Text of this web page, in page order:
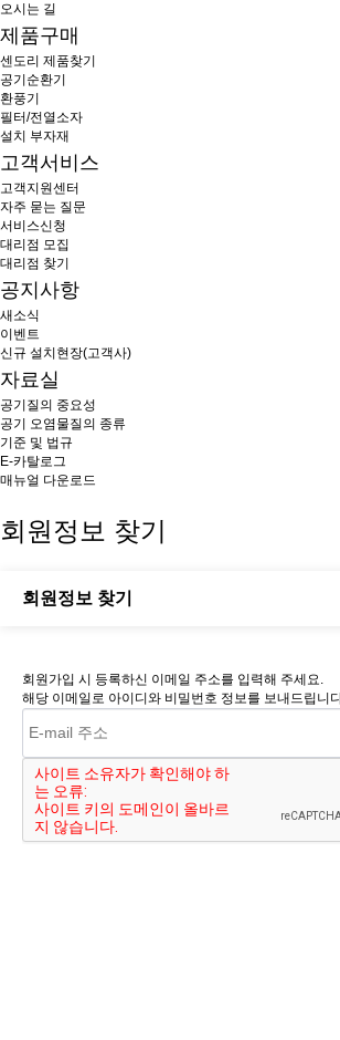
오시는 길
제품구매
센도리 제품찾기
공기순환기
환풍기
필터/전열소자
설치 부자재
고객서비스
고객지원센터
자주 묻는 질문
서비스신청
대리점 모집
대리점 찾기
공지사항
새소식
이벤트
신규 설치현장(고객사)
자료실
공기질의 중요성
공기 오염물질의 종류
기준 및 법규
E-카탈로그
매뉴얼 다운로드
회원정보 찾기
회원정보 찾기
회원가입 시 등록하신 이메일 주소를 입력해 주세요.
해당 이메일로 아이디와 비밀번호 정보를 보내드립니